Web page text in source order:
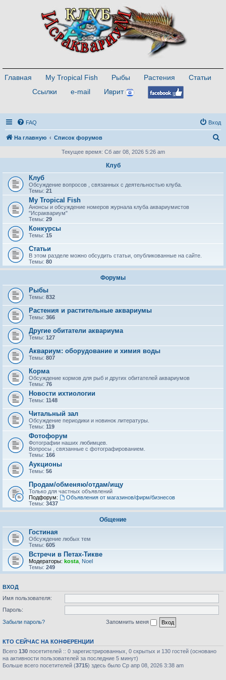
Главная My Tropical Fish Рыбы Растения
Статьи
Ссылки
e-mail Иврит
FAQ Вход
На главную Список форумов
с
Текущее время: Сб авг 08, 2026 5:26 am
Клуб
Клуб
Обсуждение вопросов , связанных с деятельностью клуба.
Темы: 21
My Tropical Fish
Анонсы и обсуждение номеров журнала клуба аквариумистов
"Исраквариум"
Темы: 29
Конкурсы
Темы: 15
Статьи
В этом разделе можно обсудить статьи, опубликованные на сайте.
Темы: 80
Форумы
Рыбы
Темы: 832
Растения и растительные аквариумы
Темы: 366
Другие обитатели аквариума
Темы: 127
Аквариум: оборудование и химия воды
Темы: 807
Корма
Обсуждение кормов для рыб и других обитателей аквариумов
Темы: 76
Новости ихтиологии
Темы: 1148
Читальный зал
Обсуждение периодики и новинок литературы.
Темы: 119
Фотофорум
Фотографии наших любимцев.
Вопросы , связанные с фотографированием.
Темы: 166
Аукционы
Темы: 56
Продам/обменяю/отдам/ищу
Только для частных объявлений
Подфорум:
Объявления от магазинов/фирм/бизнесов
Темы: 3437
Общение
Гостиная
Обсуждение любых тем
Темы: 605
Встречи в Петах-Тикве
Модераторы: kosta Noel
Темы: 249
ВХОД
Имя пользователя:
Пароль:
Забыли пароль?
Запомнить меня
КТО СЕЙЧАС НА КОНФЕРЕНЦИИ
Всего 130 посетителей :: 0 зарегистрированных, 0 скрытых и 130 гостей (основано
на активности пользователей за последние 5 минут)
Больше всего посетителей (3715) здесь было Ср апр 08, 2026 3:38 am